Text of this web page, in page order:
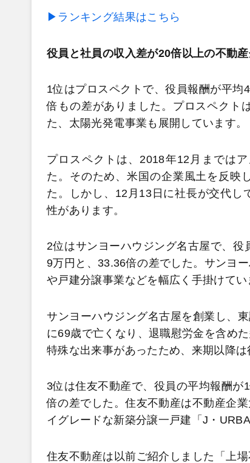
▶ランキング結果はこちら
役員と社員の収入差が20倍以上の不動
1位はプロスペクトで、役員報酬が平
倍もの差がありました。プロスペクト
た、太陽光発電事業も展開しています。
プロスペクトは、2018年12月までは
た。そのため、米国の企業風土を反映
た。しかし、12月13日に社長が交代し
性があります。
2位はサンヨーハウジング名古屋で、
9万円と、33.36倍の差でした。サンヨ
や戸建分譲事業などを幅広く手掛けてい
サンヨーハウジング名古屋を創業し、
に69歳で亡くなり、退職慰労金を含め
特殊な出来事があったため、来期以降
3位は住友不動産で、役員の平均報酬
倍の差でした。住友不動産は不動産企
イグレードな新築分譲一戸建「J・
住友不動産は以前ご紹介しました「上